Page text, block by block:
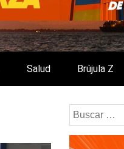
Salud Brújula Z
Buscar: